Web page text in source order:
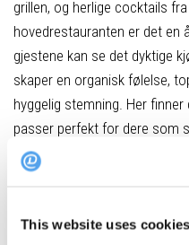
This website uses cookies
grillen, og herlige cocktails
hovedrestauranten er det en
gjestene kan se det dyktige
skaper en organisk følelse,
hyggelig stemning. Her
passer perfekt for dere som
på vei videre eller som skal
kollegaer og venner eller
Vinterfest-meny: